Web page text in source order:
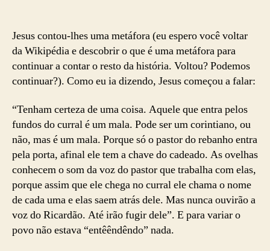
Jesus contou-lhes uma metáfora (eu espero você voltar
da Wikipédia e descobrir o que é uma metáfora para
continuar a contar o resto da história. Voltou? Podemos
continuar?). Como eu ia dizendo, Jesus começou a falar:
“Tenham certeza de uma coisa. Aquele que entra pelos
fundos do curral é um mala. Pode ser um corintiano, ou
não, mas é um mala. Porque só o pastor do rebanho entra
pela porta, afinal ele tem a chave do cadeado. As ovelhas
conhecem o som da voz do pastor que trabalha com elas,
porque assim que ele chega no curral ele chama o nome
de cada uma e elas saem atrás dele. Mas nunca ouvirão a
voz do Ricardão. Até irão fugir dele”. E para variar o
povo não estava “entêêndêndo” nada.